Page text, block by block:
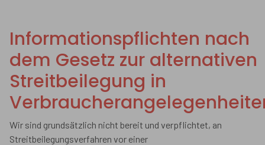
Informationspflichten nach
dem Gesetz zur alternativen
Streitbeilegung in
Wir sind grundsätzlich nicht bereit und verpflichtet, an
Streitbeilegungsverfahren vor einer